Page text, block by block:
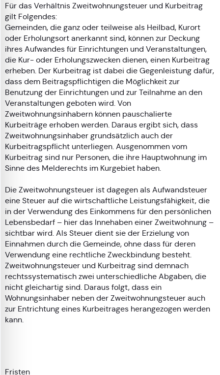
Für das Verhältnis Zweitwohnungsteuer und Kurbeitrag
gilt Folgendes:
Gemeinden, die ganz oder teilweise als Heilbad, Kurort
oder Erholungsort anerkannt sind, können zur Deckung
ihres Aufwandes für Einrichtungen und Veranstaltungen,
die Kur- oder Erholungszwecken dienen, einen Kurbeitrag
erheben. Der Kurbeitrag ist dabei die Gegenleistung dafür,
dass dem Beitragspflichtigen die Möglichkeit zur
Benutzung der Einrichtungen und zur Teilnahme an den
Veranstaltungen geboten wird. Von
Zweitwohnungsinhabern können pauschalierte
Kurbeiträge erhoben werden. Daraus ergibt sich, dass
Zweitwohnungsinhaber grundsätzlich auch der
Kurbeitragspflicht unterliegen. Ausgenommen vom
Kurbeitrag sind nur Personen, die ihre Hauptwohnung im
Sinne des Melderechts im Kurgebiet haben.
Die Zweitwohnungsteuer ist dagegen als Aufwandsteuer
eine Steuer auf die wirtschaftliche Leistungsfähigkeit, die
in der Verwendung des Einkommens für den persönlichen
Lebensbedarf – hier das Innehaben einer Zweitwohnung –
sichtbar wird. Als Steuer dient sie der Erzielung von
Einnahmen durch die Gemeinde, ohne dass für deren
Verwendung eine rechtliche Zweckbindung besteht.
Zweitwohnungsteuer und Kurbeitrag sind demnach
rechtssystematisch zwei unterschiedliche Abgaben, die
nicht gleichartig sind. Daraus folgt, dass ein
Wohnungsinhaber neben der Zweitwohnungsteuer auch
zur Entrichtung eines Kurbeitrages herangezogen werden
kann.
Fristen